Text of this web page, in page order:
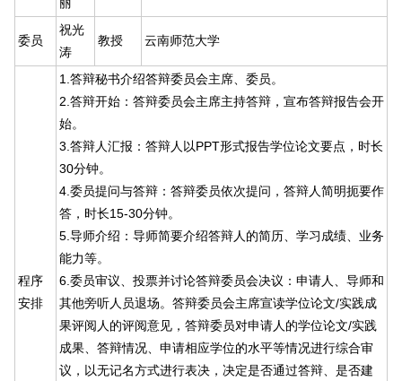
委员
祝光
涛
教授 云南师范大学
程序
安排
1.答辩秘书介绍答辩委员会主席、委员。
2.答辩开始：答辩委员会主席主持答辩，宣布答辩报告会开
始。
3.答辩人汇报：答辩人以PPT形式报告学位论文要点，时长
30分钟。
4.委员提问与答辩：答辩委员依次提问，答辩人简明扼要作
答，时长15-30分钟。
5.导师介绍：导师简要介绍答辩人的简历、学习成绩、业务
能力等。
6.委员审议、投票并讨论答辩委员会决议：申请人、导师和
其他旁听人员退场。答辩委员会主席宣读学位论文/实践成
果评阅人的评阅意见，答辩委员对申请人的学位论文/实践
成果、答辩情况、申请相应学位的水平等情况进行综合审
议，以无记名方式进行表决，决定是否通过答辩、是否建